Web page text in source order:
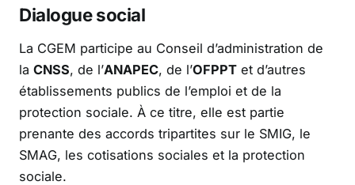
Dialogue social
La CGEM participe au Conseil d’administration de
la CNSS, de l’ANAPEC, de l’OFPPT et d’autres
établissements publics de l’emploi et de la
protection sociale. À ce titre, elle est partie
prenante des accords tripartites sur le SMIG, le
SMAG, les cotisations sociales et la protection
sociale.